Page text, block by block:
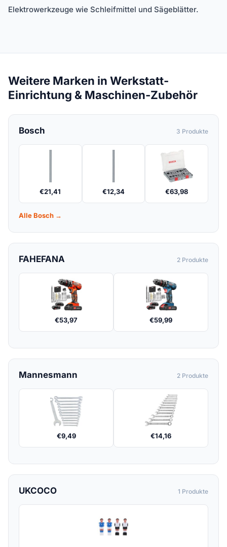
Elektrowerkzeuge wie Schleifmittel und Sägeblätter.
Weitere Marken in Werkstatt-
Einrichtung & Maschinen-Zubehör
Bosch 3 Produkte
€21,41 €12,34 €63,98
Alle Bosch →
FAHEFANA 2 Produkte
€53,97 €59,99
Mannesmann 2 Produkte
€9,49 €14,16
UKCOCO 1 Produkte